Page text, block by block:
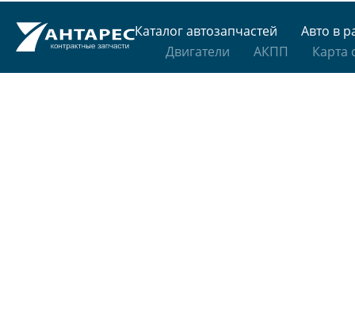
Каталог автозапчастей
Авто в
Двигатели
АКПП Карта